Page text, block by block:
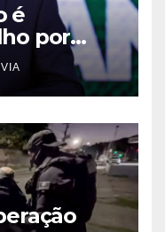
é
por